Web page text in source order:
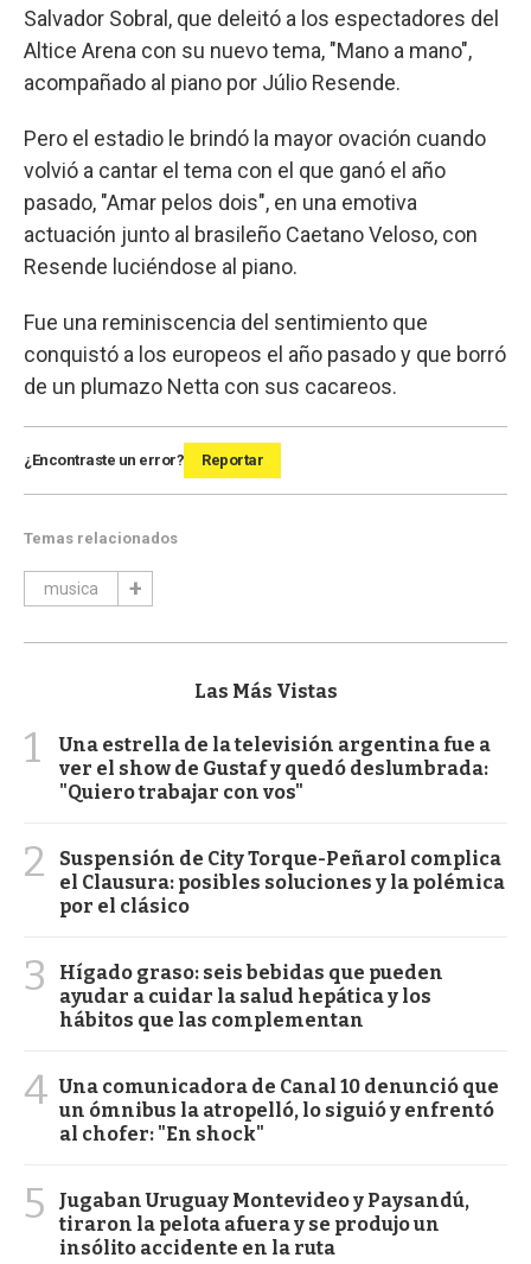
Salvador Sobral, que deleitó a los espectadores del
Altice Arena con su nuevo tema, "Mano a mano",
acompañado al piano por Júlio Resende.
Pero el estadio le brindó la mayor ovación cuando
volvió a cantar el tema con el que ganó el año
pasado, "Amar pelos dois", en una emotiva
actuación junto al brasileño Caetano Veloso, con
Resende luciéndose al piano.
Fue una reminiscencia del sentimiento que
conquistó a los europeos el año pasado y que borró
de un plumazo Netta con sus cacareos.
¿Encontraste un error? Reportar
Temas relacionados
musica
Las Más Vistas
1
Una estrella de la televisión argentina fue a
ver el show de Gustaf y quedó deslumbrada:
"Quiero trabajar con vos"
2
Suspensión de City Torque-Peñarol complica
el Clausura: posibles soluciones y la polémica
por el clásico
3
Hígado graso: seis bebidas que pueden
ayudar a cuidar la salud hepática y los
hábitos que las complementan
4 Una comunicadora de Canal 10 denunció que
un ómnibus la atropelló, lo siguió y enfrentó
al chofer: "En shock"
5
Jugaban Uruguay Montevideo y Paysandú,
tiraron la pelota afuera y se produjo un
insólito accidente en la ruta